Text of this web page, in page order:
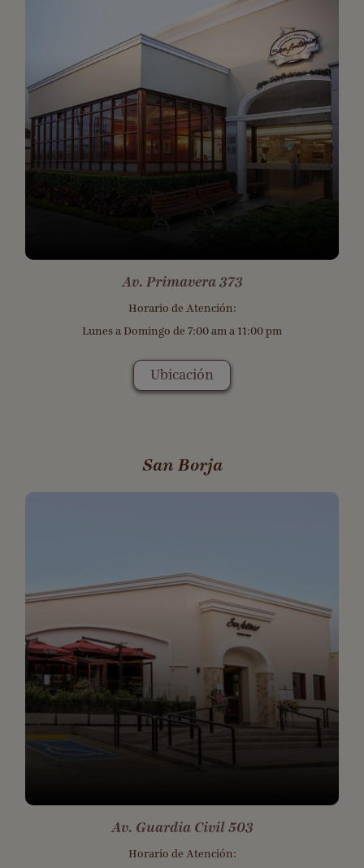
Av. Primavera 373
Horario de Atención:
Lunes a Domingo de 7:00 am a 11:00 pm
Ubicación
San Borja
Av. Guardia Civil 503
Horario de Atención: